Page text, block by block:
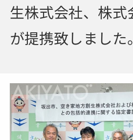
生株式会社、株式
が提携致しました。